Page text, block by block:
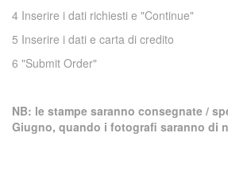
4 Inserire i dati richiesti e "Continue"
5 Inserire i dati e carta di credito
6 "Submit Order"
NB: le stampe saranno consegnate /
Giugno, quando i fotografi saranno di